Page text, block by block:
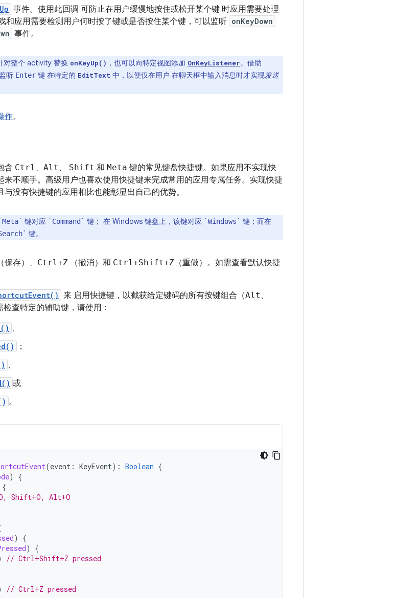
事件。使用此回调 可防止在用户缓慢地按住或松开某个键 时应用需要处理
和应用需要检测用户何时按了键或是否按住某个键，可以监听 onKeyDown
事件。
对整个 activity 替换 onKeyUp() ，也可以向特定视图添加 OnKeyListener。借助
听 Enter 键 在特定的 EditText 中，以便仅在用户 在聊天框中输入消息时才实现发送
作。
含 Ctrl 、 Alt 、 Shift 和 Meta 键的常见键盘快捷键。如果应用不实现快
不顺手。高级用户也喜欢使用快捷键来完成常用的应用专属任务。实现快捷
没有快捷键的应用相比也能彰显出自己的优势。
`Meta` 键对应 `Command` 键； 在 Windows 键盘上，该键对应 `Windows` 键；而在
键。
（保存）、 Ctrl+Z （撤消）和 Ctrl+Shift+Z （重做）。如需查看默认快捷
来 启用快捷键，以截获给定键码的所有按键组合（Alt 、
检查特定的辅助键，请使用：
、
；
、
或
。
(event : KeyEvent): Boolean {
)
{
{
Shift+O, Alt+O
)
{
)
{
// Ctrl+Shift+Z pressed
// Ctrl+Z pressed